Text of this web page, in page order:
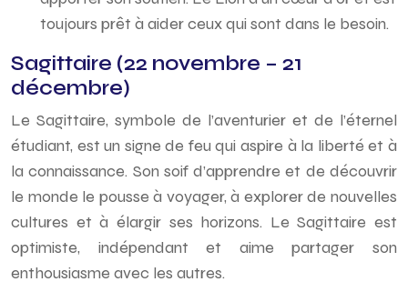
toujours prêt à aider ceux qui sont dans le besoin.
Sagittaire (22 novembre – 21
décembre)
Le Sagittaire, symbole de l’aventurier et de l’éternel
étudiant, est un signe de feu qui aspire à la liberté et à
la connaissance. Son soif d’apprendre et de découvrir
le monde le pousse à voyager, à explorer de nouvelles
cultures et à élargir ses horizons. Le Sagittaire est
optimiste, indépendant et aime partager son
enthousiasme avec les autres.